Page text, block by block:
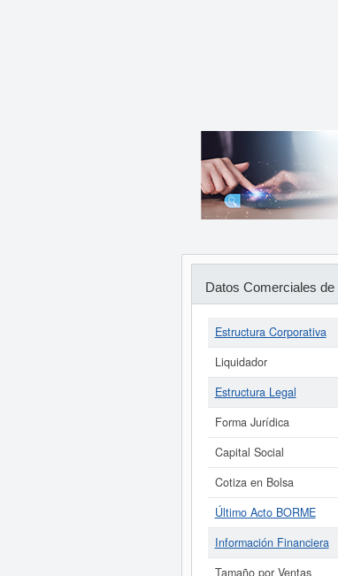
Datos Comerciales de
Estructura Corporativa
Liquidador
Estructura Legal
Forma Jurídica
Capital Social
Cotiza en Bolsa
Último Acto BORME
Información Financiera
Tamaño por Ventas